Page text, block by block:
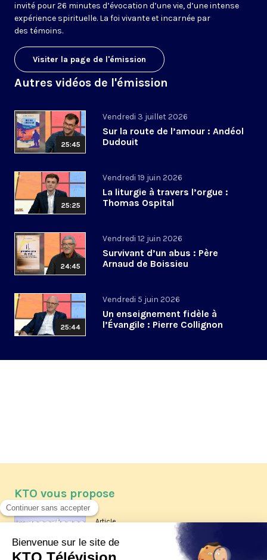
invité pour 26 minutes d’évocation d’une vie, d’une intense
expérience spirituelle. La foi vivante et incarnée par
des témoins.
Visiter la page de l'émission
Autres vidéos de l'émission
25:45
Vendredi 3 juillet 2026
Sur la route de l’amour : Andéol
Dudouit
25:25
Vendredi 19 juin 2026
La liturgie à travers l’orgue :
Thomas Ospital
24:45
Vendredi 12 juin 2026
Survivant d’un abus : Père
Arnaud de Boissieu
25:44
Vendredi 5 juin 2026
Un enseignement fidèle à
l’Évangile : Pierre Collignon
KTO vous propose
Article
Les reportages d'été 2026 de KTO